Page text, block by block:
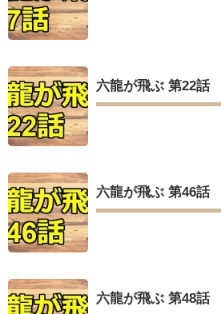
六龍が飛ぶ 第22話
六龍が飛ぶ 第46話
六龍が飛ぶ 第48話